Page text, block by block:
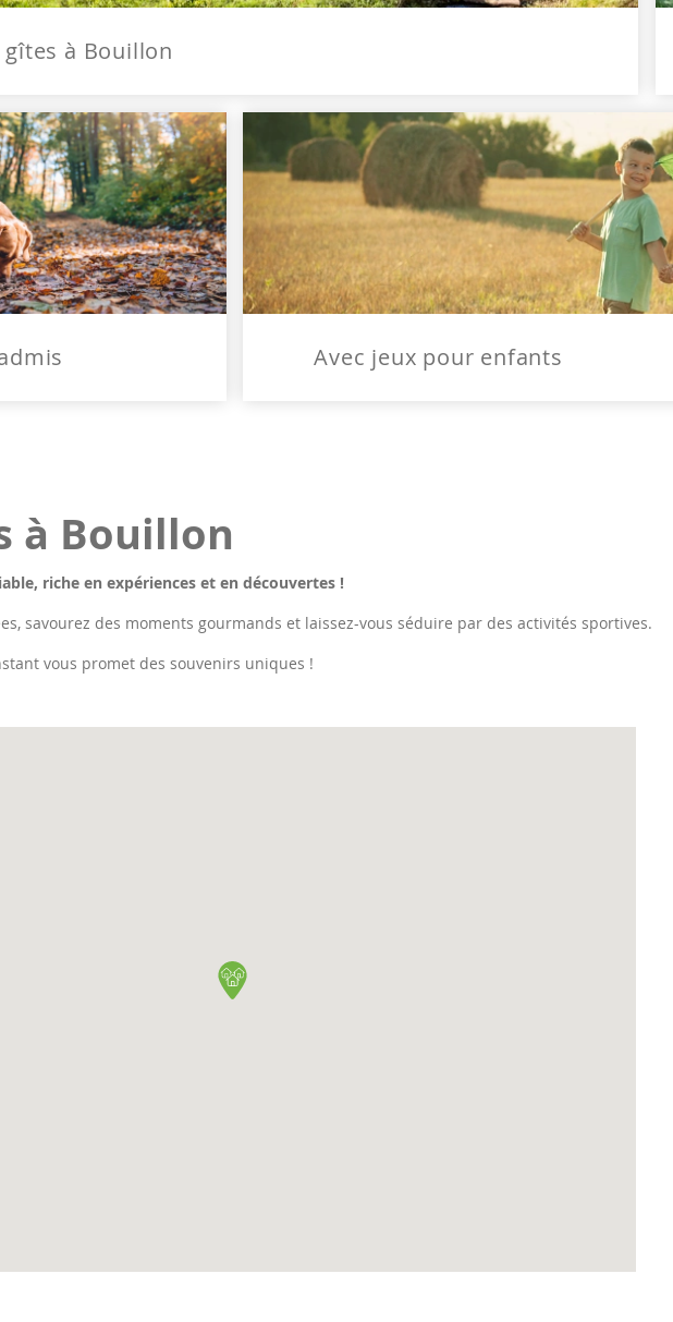
gîtes à Bouillon
Avec jeux pour enfants
à Bouillon
riche en expériences et en découvertes !
savourez des moments gourmands et laissez-vous séduire par des activités sportives.
vous promet des souvenirs uniques !